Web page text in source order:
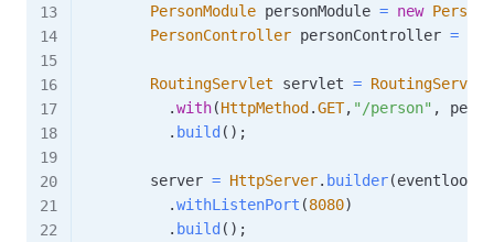
PersonModule personModule = new
PersonController personController =
RoutingServlet servlet = RoutingServlet
.with(HttpMethod.GET, "/person" ,
. build ( ) ;
        server
= HttpServer. builder(eventloop
.withListenPort (8080)
. build ( ) ;